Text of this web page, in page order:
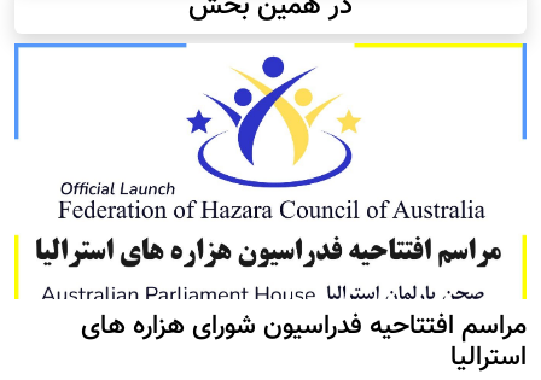
مراسم افتتاحیه فدراسیون شورای هزاره های
استرالیا